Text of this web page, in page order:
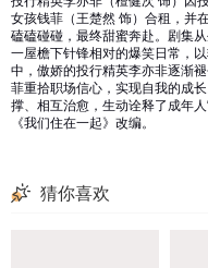
女孩钱菲（王楚然 饰）合租，并
磕磕碰碰，最终甜蜜奔赴。剧集
一屋檐下针锋相对的爆笑日常，
中，傲娇的投行精英李亦非逐渐
菲重拾职场信心，实现自我的成
撑、相互治愈，生动诠释了成年
《我们住在一起》改编。
猜你喜欢